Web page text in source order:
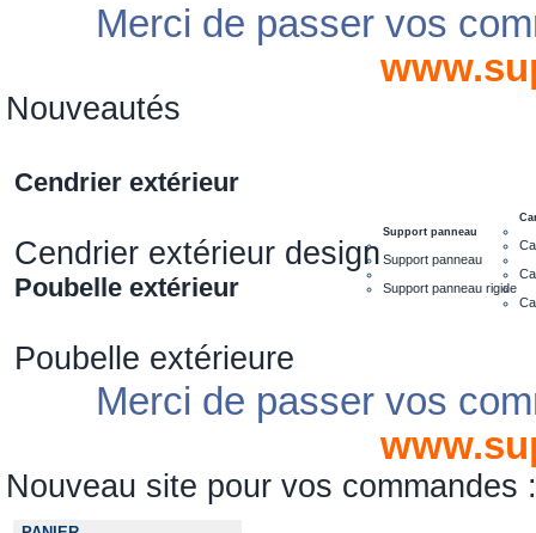
Merci de passer vos
Nouveautés
Cendrier extérieur
Cendrier extérieur design
Poubelle extérieur
Poubelle extérieure
Support panneau
Support panneau
Support panneau rigide
Merci de passer vos
Nouveau site pour vos commandes